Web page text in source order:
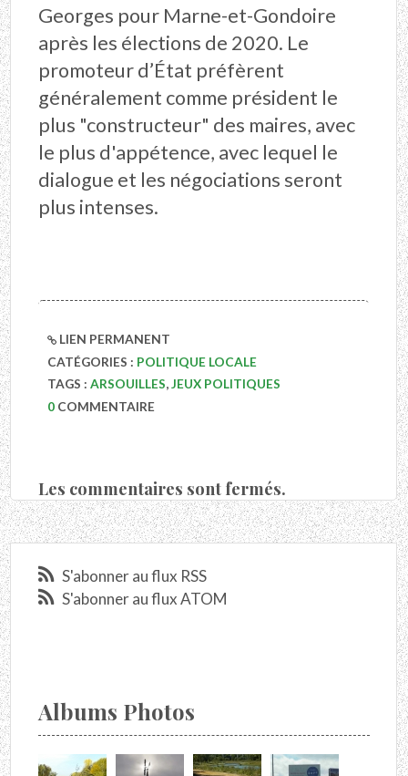
S'abonner au flux RSS
S'abonner au flux ATOM
Albums Photos
Georges pour Marne-et-Gondoire
après les élections de 2020. Le
promoteur d’État préfèrent
généralement comme président le
plus "constructeur" des maires, avec
le plus d'appétence, avec lequel le
dialogue et les négociations seront
plus intenses.
LIEN PERMANENT
CATÉGORIES : POLITIQUE LOCALE
TAGS : ARSOUILLES,JEUX POLITIQUES
0 COMMENTAIRE
Les commentaires sont fermés.